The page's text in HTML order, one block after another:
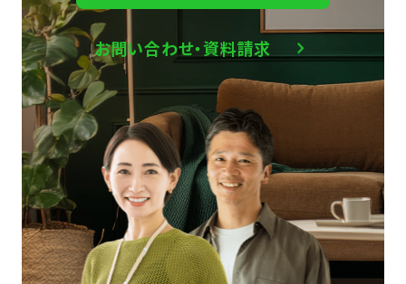
お問い合わせ・資料請求